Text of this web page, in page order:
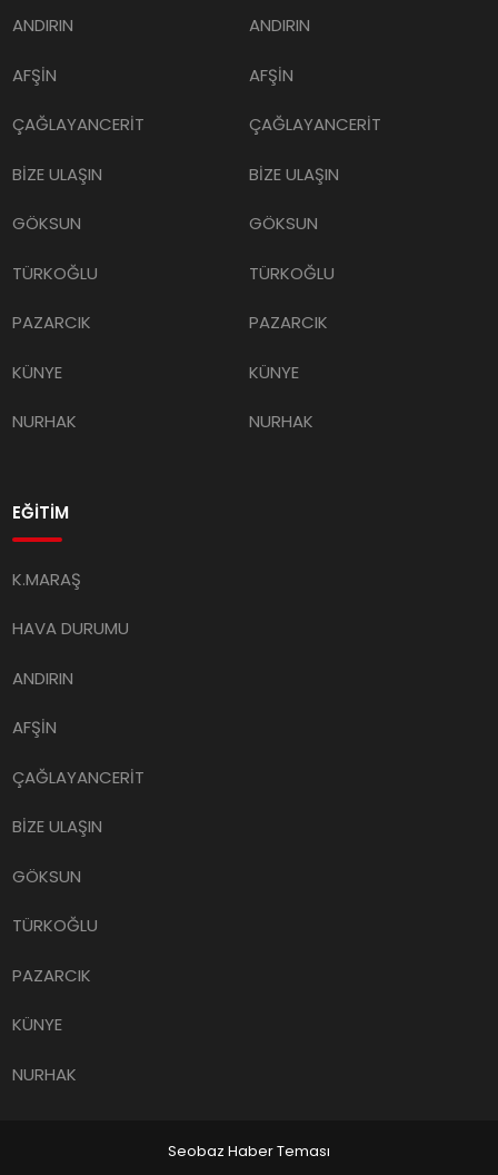
ANDIRIN
AFŞİN
ÇAĞLAYANCERİT
BİZE ULAŞIN
GÖKSUN
TÜRKOĞLU
PAZARCIK
KÜNYE
NURHAK
ANDIRIN
AFŞİN
ÇAĞLAYANCERİT
BİZE ULAŞIN
GÖKSUN
TÜRKOĞLU
PAZARCIK
KÜNYE
NURHAK
EĞİTİM
K.MARAŞ
HAVA DURUMU
ANDIRIN
AFŞİN
ÇAĞLAYANCERİT
BİZE ULAŞIN
GÖKSUN
TÜRKOĞLU
PAZARCIK
KÜNYE
NURHAK
Seobaz Haber Teması